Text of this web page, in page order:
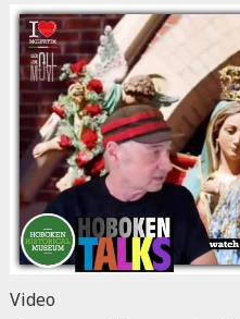
Video